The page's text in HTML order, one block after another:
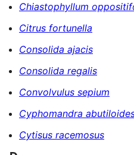
Chiastophyllum
Citrus fortunella
Consolida ajacis
Consolida regalis
Convolvulus sepium
Cyphomandra
Cytisus racemosus